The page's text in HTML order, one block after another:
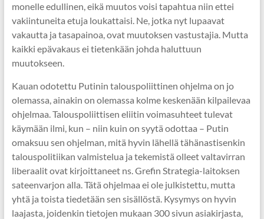
monelle edullinen, eikä muutos voisi tapahtua niin ettei
vakiintuneita etuja loukattaisi. Ne, jotka nyt lupaavat
vakautta ja tasapainoa, ovat muutoksen vastustajia. Mutta
kaikki epävakaus ei tietenkään johda haluttuun
muutokseen.
Kauan odotettu Putinin talouspoliittinen ohjelma on jo
olemassa, ainakin on olemassa kolme keskenään kilpailevaa
ohjelmaa. Talouspoliittisen eliitin voimasuhteet tulevat
käymään ilmi, kun – niin kuin on syytä odottaa – Putin
omaksuu sen ohjelman, mitä hyvin lähellä tähänastisenkin
talouspolitiikan valmistelua ja tekemistä olleet valtavirran
liberaalit ovat kirjoittaneet ns. Grefin Strategia-laitoksen
sateenvarjon alla. Tätä ohjelmaa ei ole julkistettu, mutta
yhtä ja toista tiedetään sen sisällöstä. Kysymys on hyvin
laajasta, joidenkin tietojen mukaan 300 sivun asiakirjasta,